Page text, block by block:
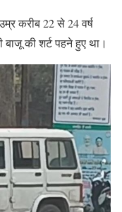
करीब 22 से 24 वर्ष
की शर्ट पहने हुए था।